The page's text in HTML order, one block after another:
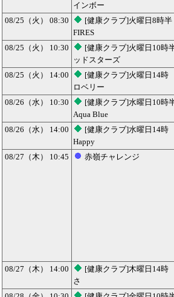
インボー
08/25（火） 08:30
[健康クラブ]火曜日8時
FIRES
08/25（火） 10:30
[健康クラブ]火曜日10
ッドスターズ
08/25（火） 14:00
[健康クラブ]火曜日14時
ロベリー
08/26（水） 10:30
[健康クラブ]水曜日10時
Aqua Blue
08/26（水） 14:00
[健康クラブ]水曜日14時
Happy
08/27（木） 10:45 赤嶺チャレンジ
08/27（木） 14:00
[健康クラブ]木曜日14
さ